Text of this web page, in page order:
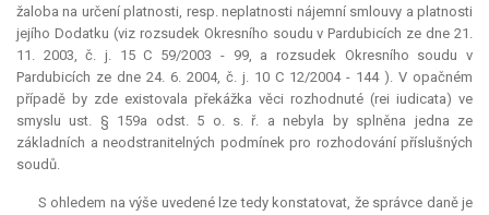
žaloba na určení platnosti, resp. neplatnosti nájemní smlouvy a platnosti
jejího Dodatku (viz rozsudek Okresního soudu v Pardubicích ze dne 21.
11. 2003, č. j. 15 C 59/2003 - 99, a rozsudek Okresního soudu v
Pardubicích ze dne 24. 6. 2004, č. j. 10 C 12/2004 - 144 ). V opačném
případě by zde existovala překážka věci rozhodnuté (rei iudicata) ve
smyslu ust. § 159a odst. 5 o. s. ř. a nebyla by splněna jedna ze
základních a neodstranitelných podmínek pro rozhodování příslušných
soudů.
S ohledem na výše uvedené lze tedy konstatovat, že správce daně je